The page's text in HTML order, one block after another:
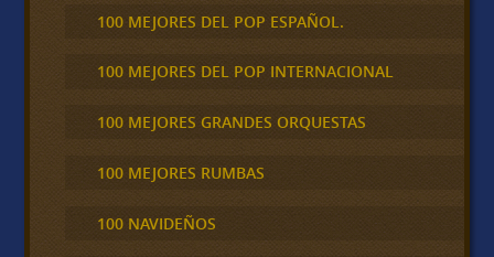
100 MEJORES DEL POP ESPAÑOL.
100 MEJORES DEL POP INTERNACIONAL
100 MEJORES GRANDES ORQUESTAS
100 MEJORES RUMBAS
100 NAVIDEÑOS